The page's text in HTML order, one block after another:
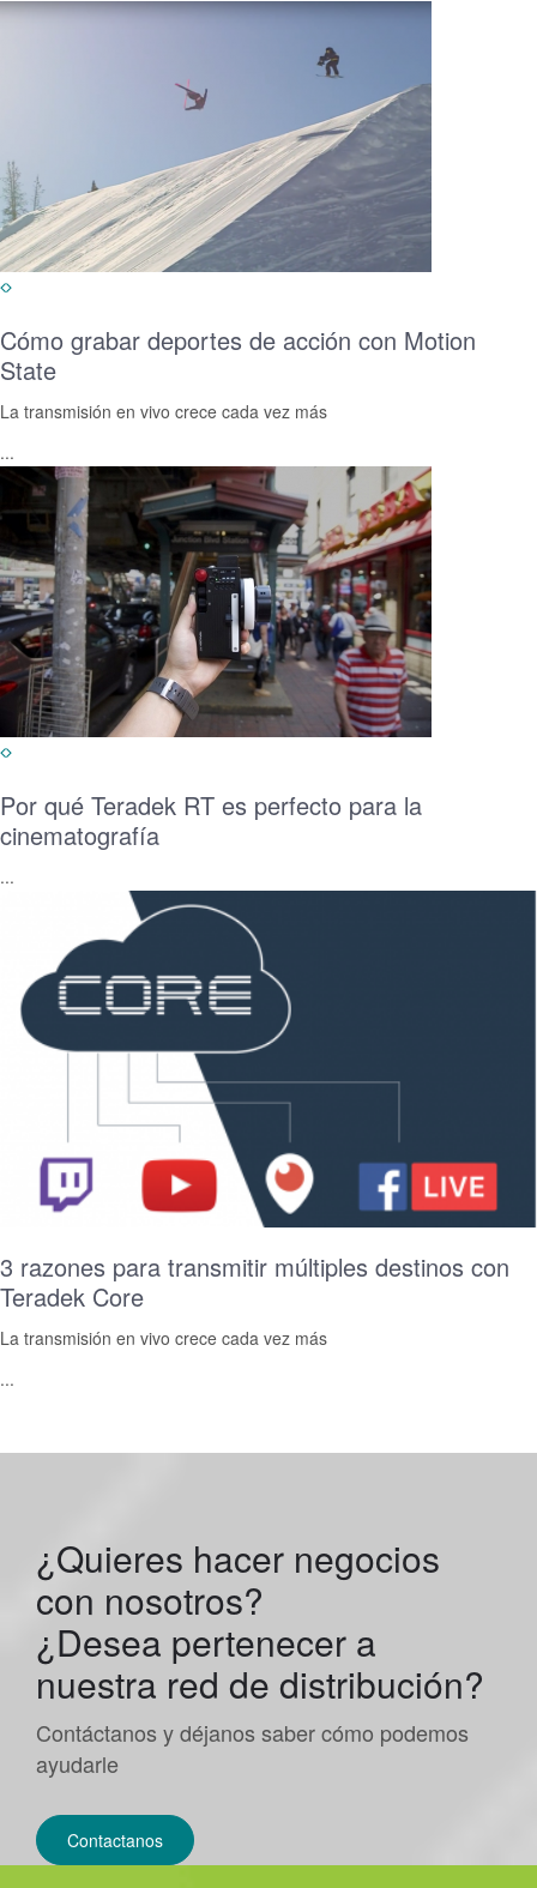
Cómo grabar deportes de acción con Motion
State
La transmisión en vivo crece cada vez más
...
Por qué Teradek RT es perfecto para la
cinematografía
...
3 razones para transmitir múltiples destinos con
Teradek Core
La transmisión en vivo crece cada vez más
...
¿Quieres hacer negocios
con nosotros?
¿Desea pertenecer a
nuestra red de distribución?
Contáctanos y déjanos saber cómo podemos
ayudarle
Contactanos